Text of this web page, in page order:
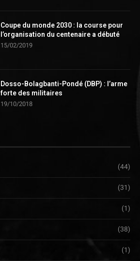
Coupe du monde 2030 : la course pour
l’organisation du centenaire a débuté
15/02/2019
Dosso-Bolagbanti-Pondé (DBP) : l’arme
forte des militaires
19/10/2018
(44)
(31)
(1)
(38)
(1)